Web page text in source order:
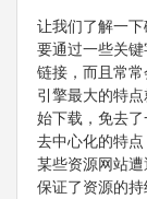
让我们了解一
要通过一些关
链接，而且常
引擎最大的特
始下载，免去
去中心化的特
某些资源网站
保证了资源的持